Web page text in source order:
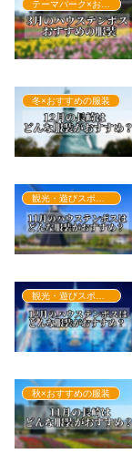
冬×おすすめの服装
秋×おすすめの服装